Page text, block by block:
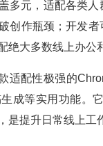
多元，适配各类
创作瓶颈；开发
绝大多数线上办公
适配性极强的
成等实用功能。
是提升日常线上工